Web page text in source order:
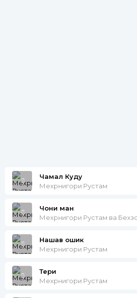
Чамал Куду
Мехрнигори Рустам
Чони ман
Нашав ошик
Мехрнигори Рустам
Тери
Мехрнигори Рустам